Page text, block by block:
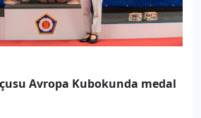
Avropa Kubokunda medal